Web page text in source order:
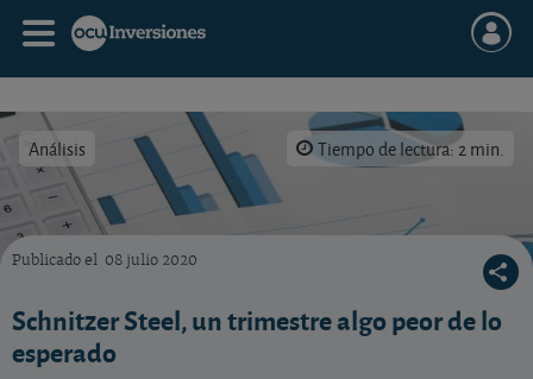
Análisis Tiempo de lectura: 2 min.
Publicado el 08 julio 2020
Schnitzer Steel, un trimestre algo peor de lo
esperado